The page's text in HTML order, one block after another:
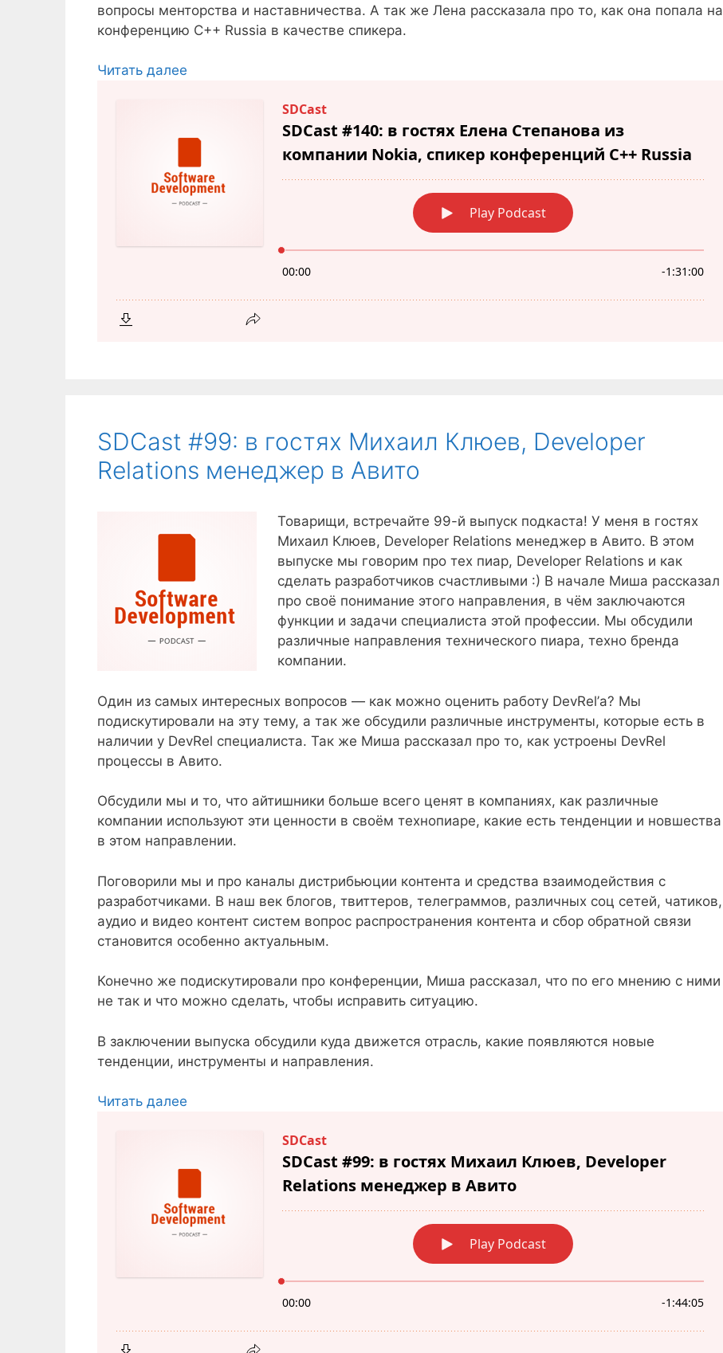
вопросы менторства и наставничества. А так же Лена рассказала про то, как она попала на
конференцию C++ Russia в качестве спикера.
Читать далее
SDCast #99: в гостях Михаил Клюев, Developer
Relations менеджер в Авито
Товарищи, встречайте 99-й выпуск подкаста! У меня в гостях
Михаил Клюев, Developer Relations менеджер в Авито. В этом
выпуске мы говорим про тех пиар, Developer Relations и как
сделать разработчиков счастливыми :) В начале Миша рассказал
про своё понимание этого направления, в чём заключаются
функции и задачи специалиста этой профессии. Мы обсудили
различные направления технического пиара, техно бренда
компании.
Один из самых интересных вопросов — как можно оценить работу DevRel’а? Мы
подискутировали на эту тему, а так же обсудили различные инструменты, которые есть в
наличии у DevRel специалиста. Так же Миша рассказал про то, как устроены DevRel
процессы в Авито.
Обсудили мы и то, что айтишники больше всего ценят в компаниях, как различные
компании используют эти ценности в своём технопиаре, какие есть тенденции и новшества
в этом направлении.
Поговорили мы и про каналы дистрибьюции контента и средства взаимодействия с
разработчиками. В наш век блогов, твиттеров, телеграммов, различных соц сетей, чатиков,
аудио и видео контент систем вопрос распространения контента и сбор обратной связи
становится особенно актуальным.
Конечно же подискутировали про конференции, Миша рассказал, что по его мнению с ними
не так и что можно сделать, чтобы исправить ситуацию.
В заключении выпуска обсудили куда движется отрасль, какие появляются новые
тенденции, инструменты и направления.
Читать далее